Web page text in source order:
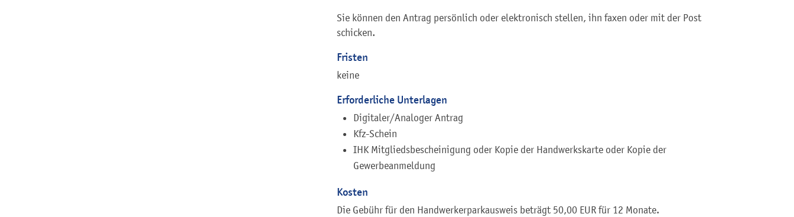
Sie können den Antrag persönlich oder elektronisch stellen, ihn faxen oder mit der Post
schicken.
Fristen
keine
Erforderliche Unterlagen
Digitaler/Analoger Antrag
Kfz-Schein
IHK Mitgliedsbescheinigung oder Kopie der Handwerkskarte oder Kopie der
Gewerbeanmeldung
Kosten
Die Gebühr für den Handwerkerparkausweis beträgt 50,00 EUR für 12 Monate.